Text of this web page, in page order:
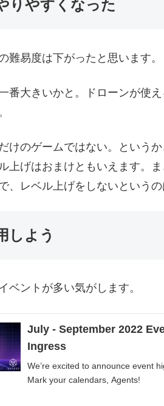
りやすくなった
難易度は下がったと思います。
番大きいかと。ドローンが使
けのゲームではない。という
上げはおまけともいえます。
、レベル上げをしないという
しよう
ベントが多い気がします。
July - September 2022
Ingress
We’re excited to announce event
Mark your calendars, Agents!